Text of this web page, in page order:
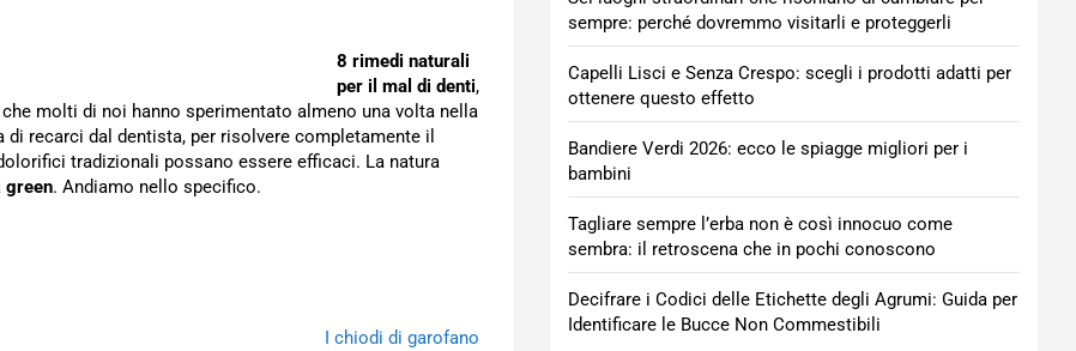
8 rimedi naturali
per il mal di denti,
molti di noi hanno sperimentato almeno una volta nella
recarci dal dentista, per risolvere completamente il
tradizionali possano essere efficaci. La natura
green. Andiamo nello specifico.
I chiodi di garofano
sempre: perché dovremmo visitarli e proteggerli
Capelli Lisci e Senza Crespo: scegli i prodotti adatti per
ottenere questo effetto
Bandiere Verdi 2026: ecco le spiagge migliori per i
bambini
Tagliare sempre l’erba non è così innocuo come
sembra: il retroscena che in pochi conoscono
Decifrare i Codici delle Etichette degli Agrumi: Guida per
Identificare le Bucce Non Commestibili